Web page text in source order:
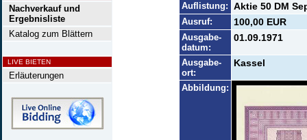
Nachverkauf und
Ergebnisliste
Katalog zum Blättern
LIVE BIETEN
Erläuterungen
Auflistung: Aktie 50 DM
Ausruf: 100,00 EUR
Ausgabe-
datum:
01.09.1971
Ausgabe-
ort:
Kassel
Abbildung: